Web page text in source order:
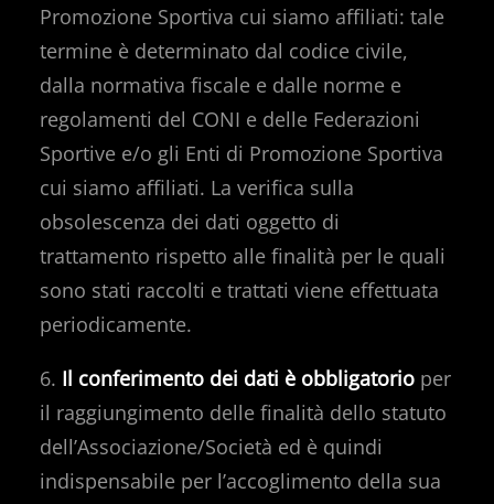
Promozione Sportiva cui siamo affiliati: tale
termine è determinato dal codice civile,
dalla normativa fiscale e dalle norme e
regolamenti del CONI e delle Federazioni
Sportive e/o gli Enti di Promozione Sportiva
cui siamo affiliati. La verifica sulla
obsolescenza dei dati oggetto di
trattamento rispetto alle finalità per le quali
sono stati raccolti e trattati viene effettuata
periodicamente.
6. Il conferimento dei dati è obbligatorio per
il raggiungimento delle finalità dello statuto
dell’Associazione/Società ed è quindi
indispensabile per l’accoglimento della sua